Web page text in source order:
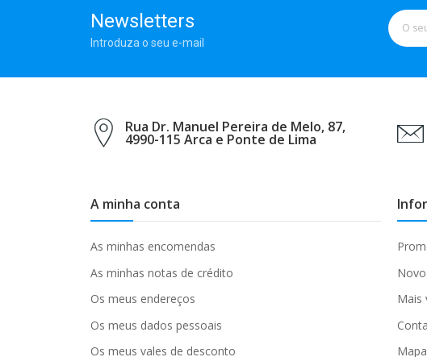
Newsletters
Introduza o seu e-mail
Rua Dr. Manuel Pereira de Melo, 87,
4990-115 Arca e Ponte de Lima
A minha conta
As minhas encomendas
As minhas notas de crédito
Os meus endereços
Os meus dados pessoais
Os meus vales de desconto
Mais